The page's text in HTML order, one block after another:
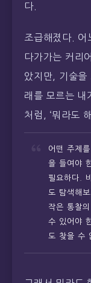
다.
조급해졌다. 어
다가가는 커리
았지만, 기술을
래를 모르는 내
처럼, ‘뭐라도
어떤 주제
을 들여야
필요하다.
도 탐색해
작은 통찰
수 있어야
도 찾을 수